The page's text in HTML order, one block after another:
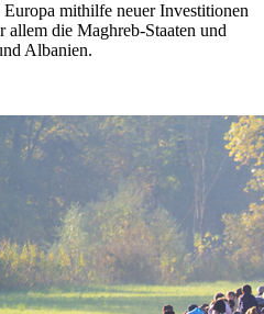
mithilfe neuer Investitionen
allem die Maghreb-Staaten und
Albanien.